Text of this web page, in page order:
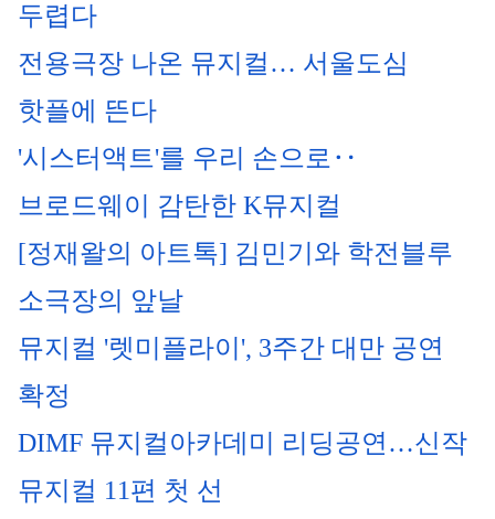
두렵다
전용극장 나온 뮤지컬… 서울도심
핫플에 뜬다
'시스터액트'를 우리 손으로‥
브로드웨이 감탄한 K뮤지컬
[정재왈의 아트톡] 김민기와 학전블루
소극장의 앞날
뮤지컬 '렛미플라이', 3주간 대만 공연
확정
DIMF 뮤지컬
뮤지컬 11편 첫 선